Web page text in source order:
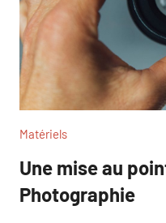
Matériels
Une mise au
Photographie